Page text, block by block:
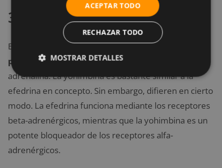
3. Yohimbina
Este tipo de
suplemento es muy efectivo para la
pérdida de grasa debido a su capacidad para liberar
adrenalina. La yohimbina es bastante similar a la
efedrina en concepto. Sin embargo, difieren en cierto
modo. La efedrina funciona mediante los receptores
beta-adrenérgicos, mientras que la yohimbina es un
potente bloqueador de los receptores alfa-
adrenérgicos.
ACEPTAR TODO
RECHAZAR TODO
MOSTRAR DETALLES